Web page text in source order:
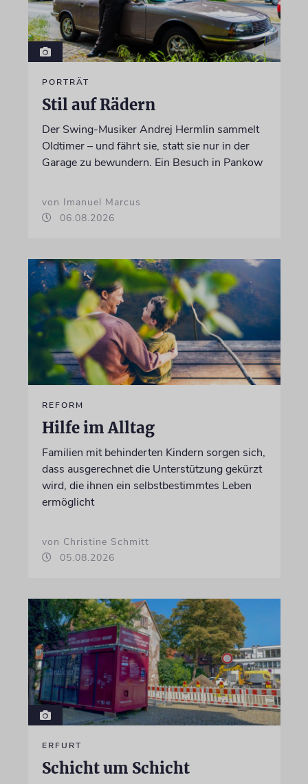
PORTRÄT
Stil auf Rädern
Der Swing-Musiker Andrej Hermlin sammelt
Oldtimer – und fährt sie, statt sie nur in der
Garage zu bewundern. Ein Besuch in Pankow
von Imanuel Marcus
06.08.2026
REFORM
Hilfe im Alltag
Familien mit behinderten Kindern sorgen sich,
dass ausgerechnet die Unterstützung gekürzt
wird, die ihnen ein selbstbestimmtes Leben
ermöglicht
von Christine Schmitt
05.08.2026
ERFURT
Schicht um Schicht